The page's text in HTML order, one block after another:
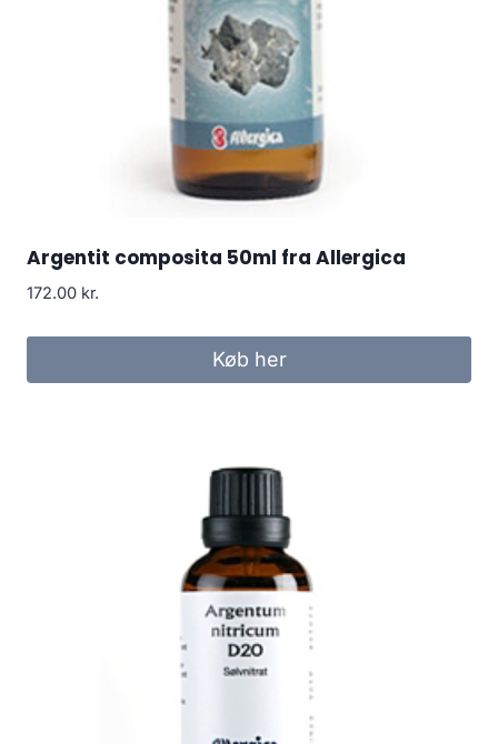
Argentit composita 50ml fra Allergica
172.00 kr.
Køb her